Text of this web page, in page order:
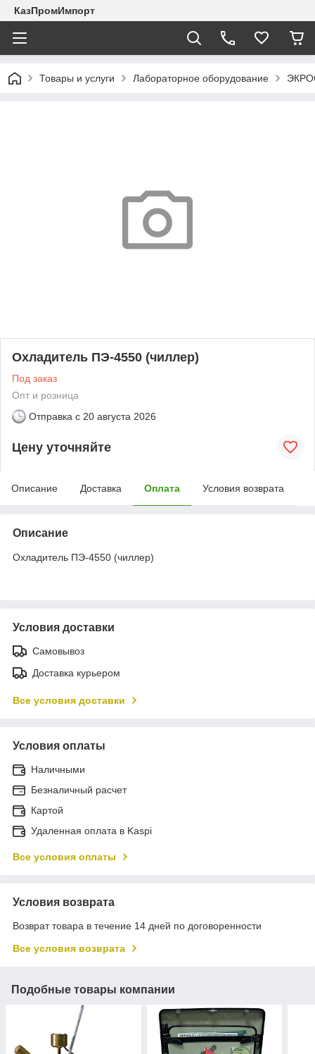
КазПромИмпорт
Товары и услуги Лабораторное оборудование
Охладитель ПЭ-4550 (чиллер)
Под заказ
Опт и розница
Отправка с 20 августа 2026
Цену уточняйте
Описание Доставка Оплата Условия возврата
Описание
Охладитель ПЭ-4550 (чиллер)
Условия доставки
Самовывоз
Доставка курьером
Все условия доставки
Условия оплаты
Наличными
Безналичный расчет
Картой
Удаленная оплата в Kaspi
Все условия оплаты
Условия возврата
Возврат товара в течение 14 дней по договоренности
Все условия возврата
Подобные товары компании